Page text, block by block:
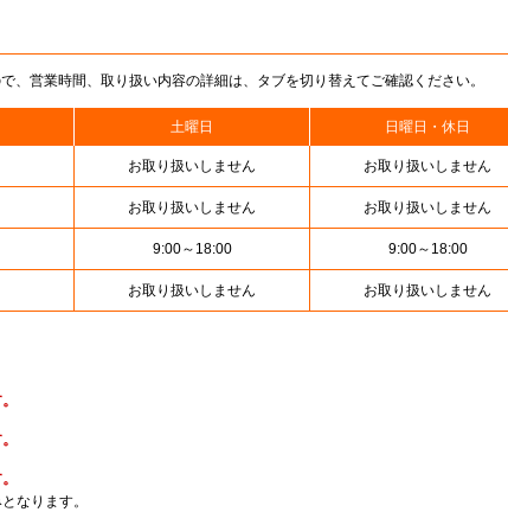
営業時間、取り扱い内容の詳細は、タブを切り替えてご確認ください。
土曜日 日曜日・休日
お取り扱いしません お取り扱いしません
お取り扱いしません お取り扱いしません
9:00～18:00 9:00～18:00
お取り扱いしません お取り扱いしません
なります。